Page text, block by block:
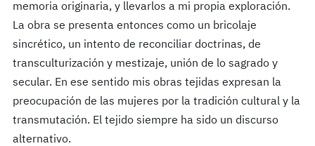
memoria originaria, y llevarlos a mi propia exploración.
La obra se presenta entonces como un bricolaje
sincrético, un intento de reconciliar doctrinas, de
transculturización y mestizaje, unión de lo sagrado y
secular. En ese sentido mis obras tejidas expresan la
preocupación de las mujeres por la tradición cultural y la
transmutación. El tejido siempre ha sido un discurso
alternativo.